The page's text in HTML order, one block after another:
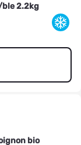
2.2kg
bio